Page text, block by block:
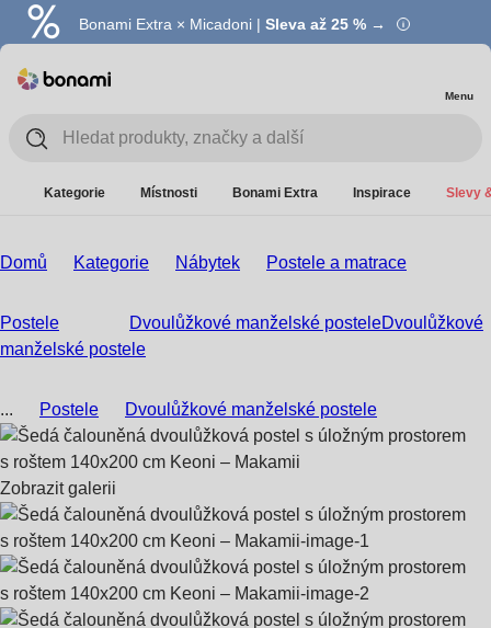
Bonami Extra × Micadoni | Sleva až 25 % →
Summer Sale | Ušetřete až 40 % →
Menu
Kategorie Místnosti Bonami Extra Inspirace Slevy
Domů Kategorie Nábytek Postele a matrace
Postele Dvoulůžkové manželské posteleDvoulůžkové
manželské postele
... Postele Dvoulůžkové manželské postele
Zobrazit galerii